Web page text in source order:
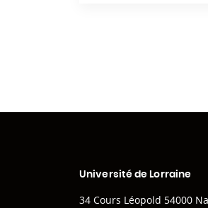
Université de Lorraine
34 Cours Léopold 54000